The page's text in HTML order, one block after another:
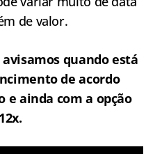
de valor.
quando está
de acordo
e ainda com a opção